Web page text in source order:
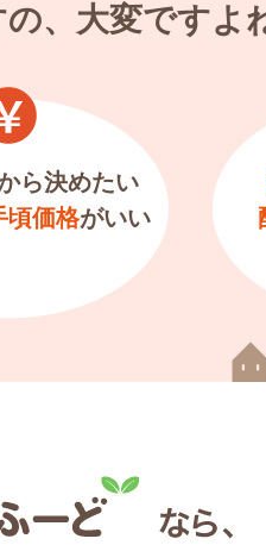
、大変ですよ
ら決めたい
頃価格がいい